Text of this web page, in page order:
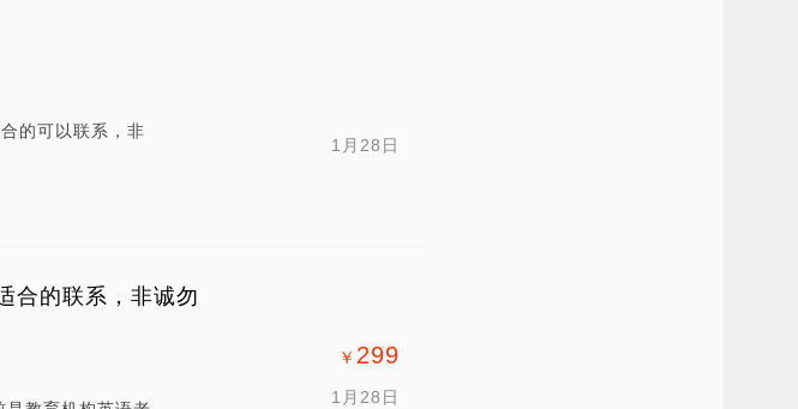
1月28日
的可以联系，非
￥ 299
1月28日
合的联系，非诚勿